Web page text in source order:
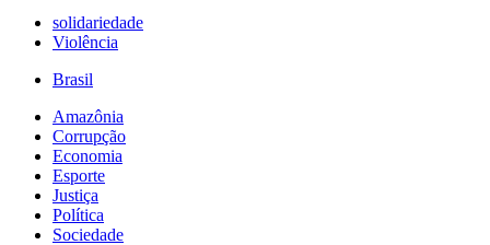
solidariedade
Violência
Brasil
Amazônia
Corrupção
Economia
Esporte
Justiça
Política
Sociedade